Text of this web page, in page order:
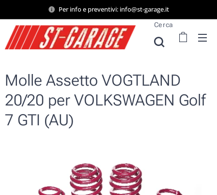
Per info e preventivi: info@st-garage.it
Cerca
Molle Assetto VOGTLAND
20/20 per VOLKSWAGEN Golf
7 GTI (AU)